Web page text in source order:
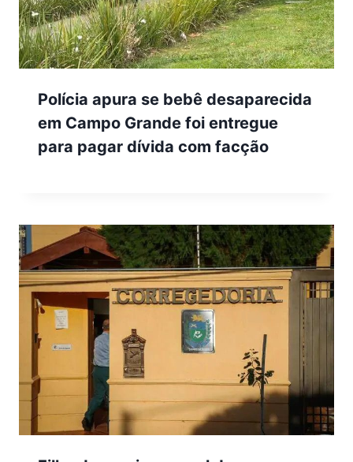
Polícia apura se bebê desaparecida
em Campo Grande foi entregue
para pagar dívida com facção